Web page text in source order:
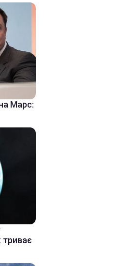
Марс:
триває